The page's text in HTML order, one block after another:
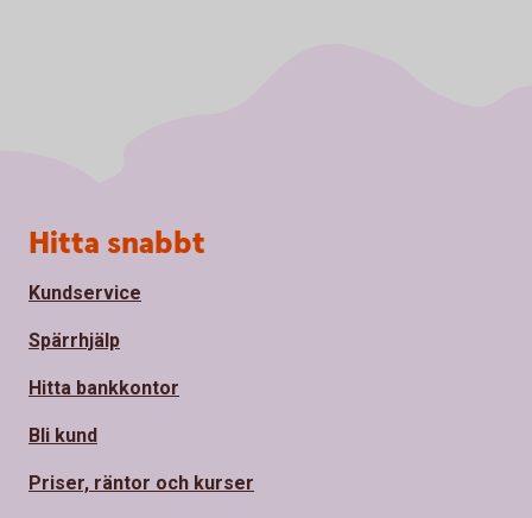
Sidfot
Hitta snabbt
Kundservice
Spärrhjälp
Hitta bankkontor
Bli kund
Priser, räntor och kurser